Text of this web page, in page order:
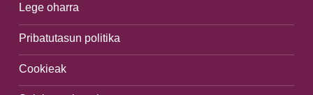
Lege oharra
Pribatutasun politika
Cookieak